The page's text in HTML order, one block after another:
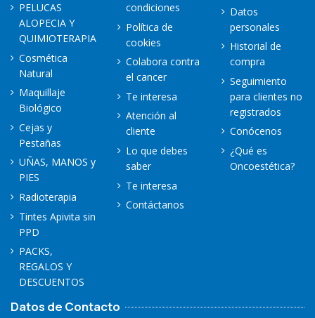
PELUCAS
ALOPECIA Y
QUIMIOTERAPIA
Cosmética
Natural
Maquillaje
Biológico
Cejas y
Pestañas
UÑAS, MANOS y
PIES
Radioterapia
Tintes Apivita sin
PPD
PACKS,
REGALOS Y
DESCUENTOS
condiciones
Política de
cookies
Colabora contra
el cancer
Te interesa
Atención al
cliente
Lo que debes
saber
Te interesa
Contáctanos
Datos
personales
Historial de
compra
Seguimiento
para clientes no
registrados
Conócenos
¿Qué es
Oncoestética?
Datos de Contacto